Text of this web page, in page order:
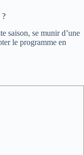
?
saison, se munir d’une
le programme en